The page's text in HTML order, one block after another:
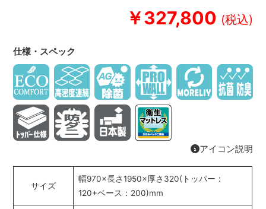
￥327,800
仕様・スペック
アイコン説明
サイズ
幅970×長さ1950×厚さ320(トッパー：
120+ベース：200)mm